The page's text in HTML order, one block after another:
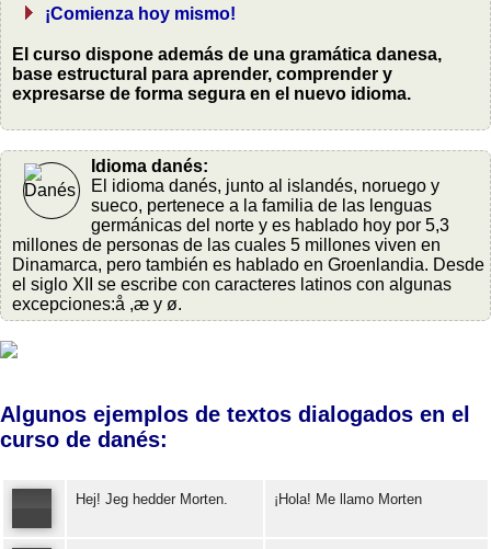
¡Comienza hoy mismo!
El curso dispone además de una gramática danesa,
base estructural para aprender, comprender y
expresarse de forma segura en el nuevo idioma.
Idioma danés:
El idioma danés, junto al islandés, noruego y
sueco, pertenece a la familia de las lenguas
germánicas del norte y es hablado hoy por 5,3
millones de personas de las cuales 5 millones viven en
Dinamarca, pero también es hablado en Groenlandia. Desde
el siglo XII se escribe con caracteres latinos con algunas
excepciones:å ,æ y ø.
Algunos ejemplos de textos dialogados en el
curso de danés:
Hej! Jeg hedder Morten. ¡Hola! Me llamo Morten